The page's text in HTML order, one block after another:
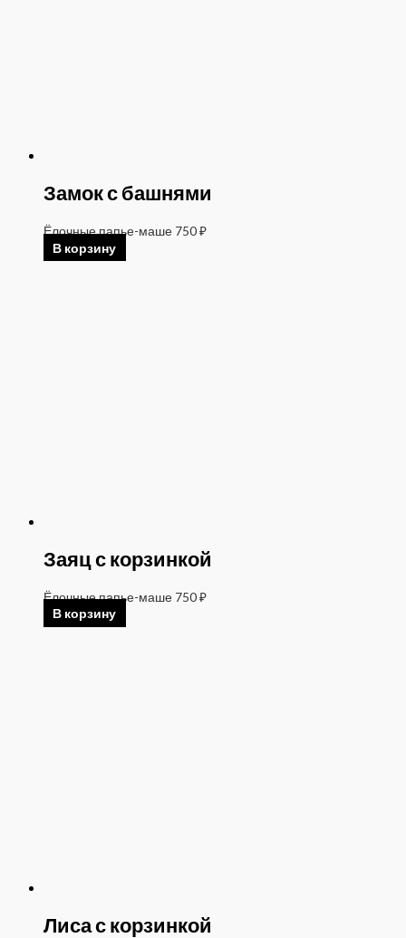
Замок с башнями
Ёлочные папье-маше 750₽
В корзину
Заяц с корзинкой
Ёлочные папье-маше 750₽
В корзину
Лиса с корзинкой